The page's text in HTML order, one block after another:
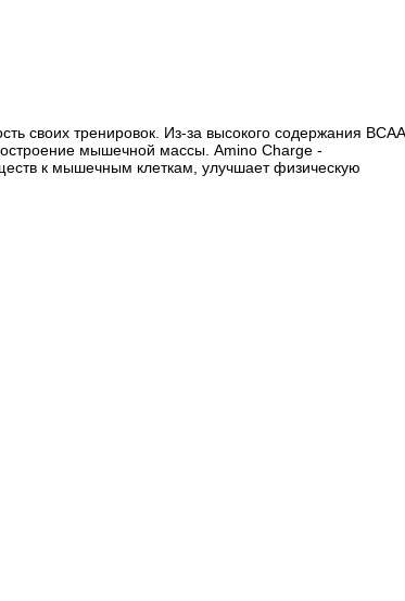
своих тренировок. Из-за высокого содержания BCAA
мышечной массы. Amino Charge -
к мышечным клеткам, улучшает физическую